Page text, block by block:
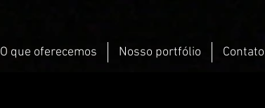
O que oferecemos Nosso portfólio Contato